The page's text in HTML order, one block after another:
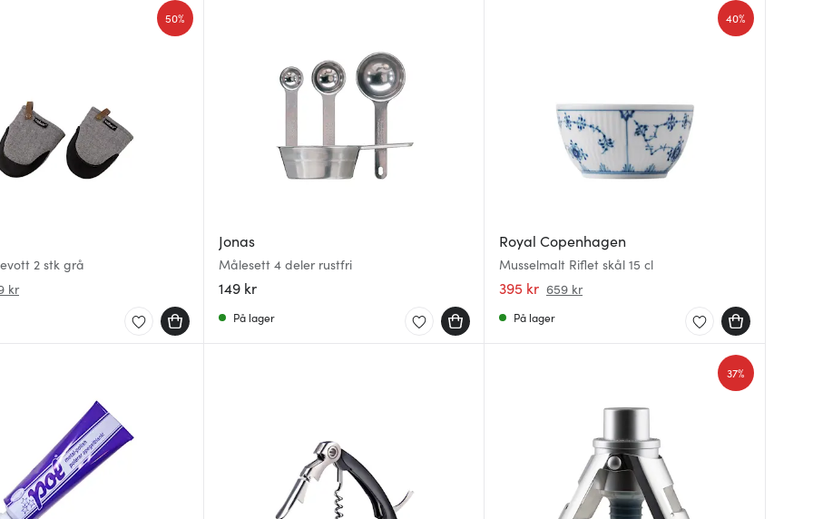
2 stk grå
kr
50%
Jonas
Målesett 4 deler rustfri
149 kr
På lager
Royal Copenhagen
Musselmalt Riflet skål 15 cl
395 kr 659 kr
40%
På lager
37%